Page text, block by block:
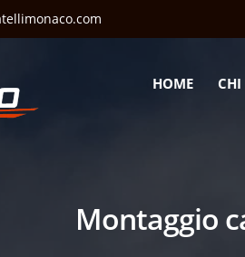
HOME
Montaggio